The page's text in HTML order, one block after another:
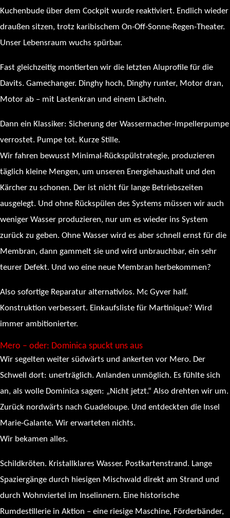
Kuchenbude über dem Cockpit wurde reaktiviert. Endlich wieder
draußen sitzen, trotz karibischem On-Off-Sonne-Regen-Theater.
Unser Lebensraum wuchs spürbar.
Fast gleichzeitig montierten wir die letzten Aluprofile für die
Davits. Gamechanger. Dinghy hoch, Dinghy runter, Motor dran,
Motor ab – mit Lastenkran und einem Lächeln.
Dann ein Klassiker: Sicherung der Wassermacher-Impellerpumpe
verrostet. Pumpe tot. Kurze Stille.
Wir fahren bewusst Minimal-Rückspülstrategie, produzieren
täglich kleine Mengen, um unseren Energiehaushalt und den
Kärcher zu schonen. Der ist nicht für lange Betriebszeiten
ausgelegt. Und ohne Rückspülen des Systems müssen wir auch
weniger Wasser produzieren, nur um es wieder ins System
zurück zu geben. Ohne Wasser wird es aber schnell ernst für die
Membran, dann gammelt sie und wird unbrauchbar, ein sehr
teurer Defekt. Und wo eine neue Membran herbekommen?
Also sofortige Reparatur alternativlos. Mc Gyver half.
Konstruktion verbessert. Einkaufsliste für Martinique? Wird
immer ambitionierter.
Mero – oder: Dominica spuckt uns aus
Wir segelten weiter südwärts und ankerten vor Mero. Der
Schwell dort: unerträglich. Anlanden unmöglich. Es fühlte sich
an, als wolle Dominica sagen: „Nicht jetzt.“ Also drehten wir um.
Zurück nordwärts nach Guadeloupe. Und entdeckten die Insel
Marie-Galante. Wir erwarteten nichts.
Wir bekamen alles.
Schildkröten. Kristallklares Wasser. Postkartenstrand. Lange
Spaziergänge durch hiesigen Mischwald direkt am Strand und
durch Wohnviertel im Inselinnern. Eine historische
Rumdestillerie in Aktion – eine riesige Maschine, Förderbänder,